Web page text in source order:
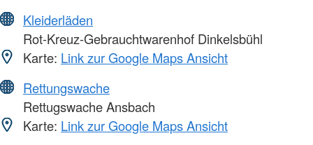
Kleiderläden
Rot-Kreuz-Gebrauchtwarenhof Dinkelsbühl
Karte: Link zur Google Maps Ansicht
Rettungswache
Rettugswache Ansbach
Karte: Link zur Google Maps Ansicht